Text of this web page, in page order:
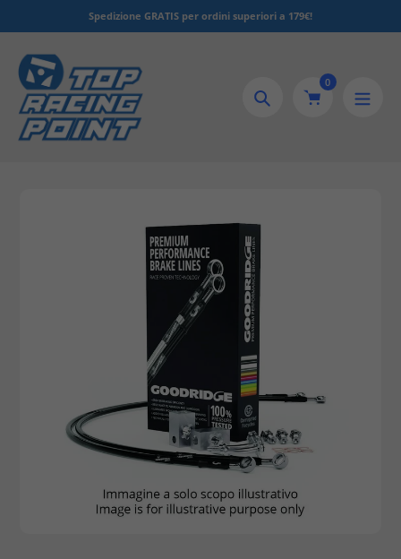
al
per ordini superiori a 179€! Serve aiuto? Clicca qui!
Ricerca
0